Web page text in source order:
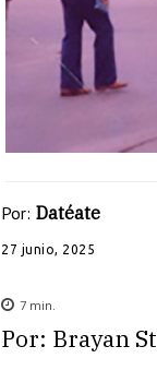
Por: Datéate
27 junio, 2025
7 min.
Por: Brayan